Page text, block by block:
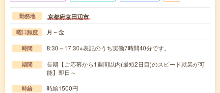
勤務地 京都府京田辺市
曜日頻度 月～金
時間 8:30～17:30※表記のうち実働7時間40分です。
期間
長期【ご応募から1週間以内(最短2日目)のスピード就業が可
能】即日～
時給 時給1500円